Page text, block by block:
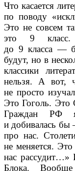
Что касается
по поводу
Это не совсем
это 9 класс.
до 9 класса —
будут, но в
классики
нельзя. А вот,
не просто
Это Гоголь. Это
Граждан РФ
и добивалась
про нас.
не меняется.
нас рассудит…»
Блока.